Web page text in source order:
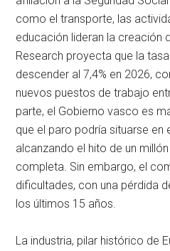
como el transporte, las
educación lideran la creación
Research proyecta que la
descender al 7,4% en 2026,
nuevos puestos de trabajo
parte, el Gobierno vasco es
que el paro podría situarse en
alcanzando el hito de un
completa. Sin embargo, el
dificultades, con una pérdida
los últimos 15 años.
La industria, pilar histórico de